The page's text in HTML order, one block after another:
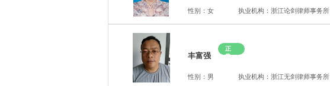
性别：女 执业机构：浙江论剑律师事务所
丰富强
正
常
性别：男 执业机构：浙江无剑律师事务所